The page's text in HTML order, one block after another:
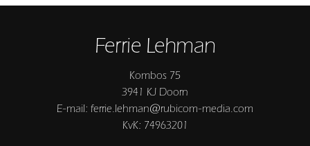
Ferrie Lehman
Kombos 75
3941 KJ Doorn
E-mail: ferrie.lehman@rubicom-media.com
KvK: 74963201